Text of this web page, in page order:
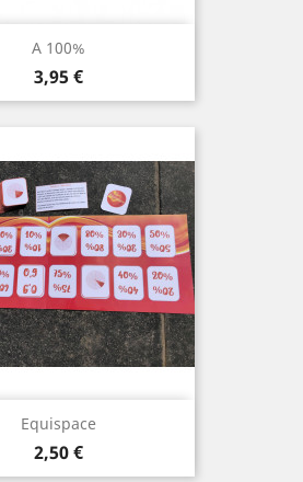
A 100%
Prix
3,95 €
Equispace
Prix
2,50 €